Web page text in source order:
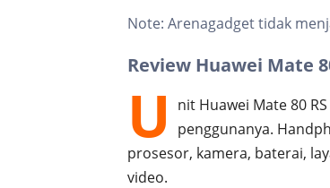
Note: Arenagadget tidak
Review Huawei Mate
U
nit Huawei Mate 80
penggunanya.
prosesor, kamera, baterai,
video.